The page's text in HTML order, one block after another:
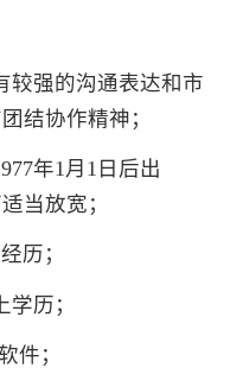
较强的沟通表达和市
结协作精神；
年1月1日后出
当放宽；
历；
历；
件；